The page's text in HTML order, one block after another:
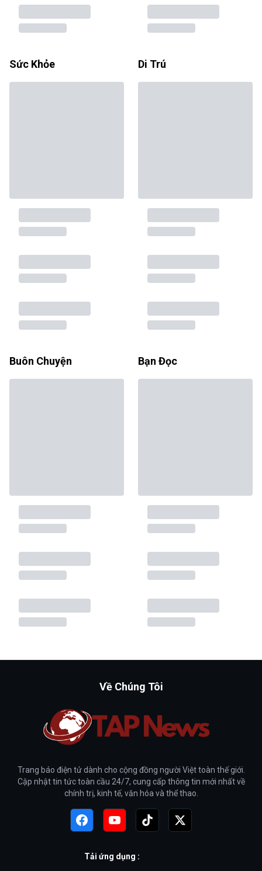
Sức Khỏe Di Trú
Buôn Chuyện Bạn Đọc
Về Chúng Tôi
Trang báo điện tử dành cho cộng đồng người Việt toàn thế giới.
Cập nhật tin tức toàn cầu 24/7, cung cấp thông tin mới nhất về
chính trị, kinh tế, văn hóa và thể thao.
Tải ứng dụng :